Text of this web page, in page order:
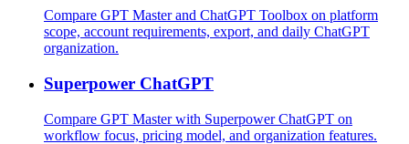
Compare GPT Master and ChatGPT Toolbox on platform
scope, account requirements, export, and daily ChatGPT
organization.
Superpower ChatGPT
Compare GPT Master with Superpower ChatGPT on
workflow focus, pricing model, and organization features.